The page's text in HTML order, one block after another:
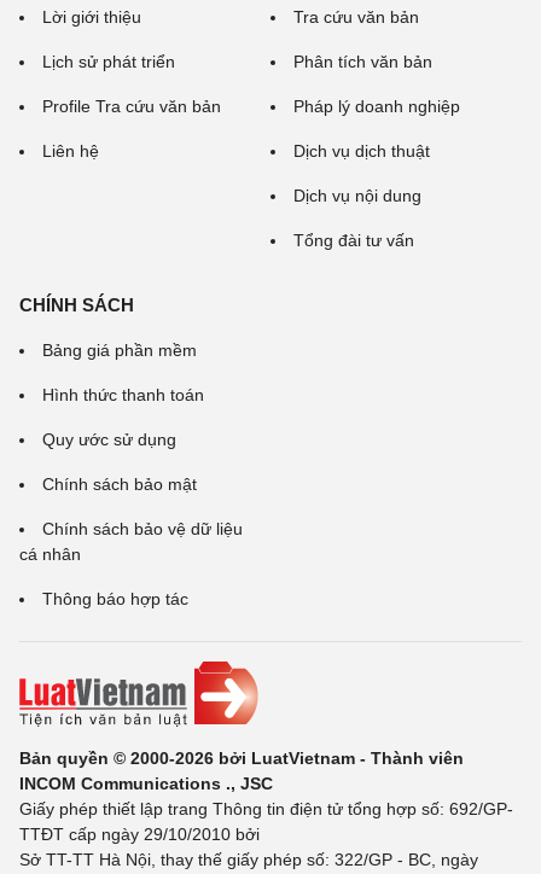
Lời giới thiệu
Lịch sử phát triển
Profile Tra cứu văn bản
Liên hệ
Tra cứu văn bản
Phân tích văn bản
Pháp lý doanh nghiệp
Dịch vụ dịch thuật
Dịch vụ nội dung
Tổng đài tư vấn
CHÍNH SÁCH
Bảng giá phần mềm
Hình thức thanh toán
Quy ước sử dụng
Chính sách bảo mật
Chính sách bảo vệ dữ liệu
cá nhân
Thông báo hợp tác
Bản quyền © 2000-2026 bởi LuatVietnam - Thành viên
INCOM Communications ., JSC
Giấy phép thiết lập trang Thông tin điện tử tổng hợp số: 692/GP-
TTĐT cấp ngày 29/10/2010 bởi
Sở TT-TT Hà Nội, thay thế giấy phép số: 322/GP - BC, ngày